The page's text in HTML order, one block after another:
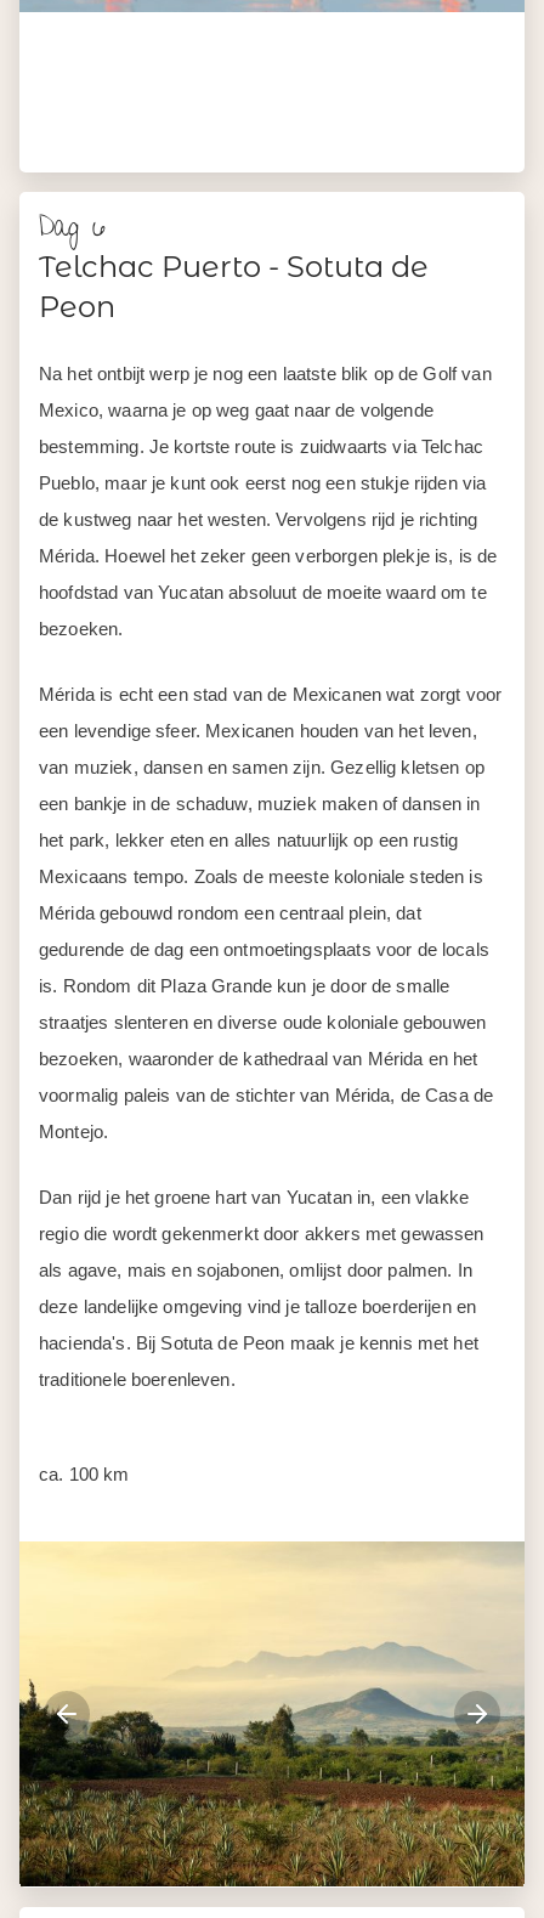
Dag 6
Telchac Puerto - Sotuta de
Peon
Na het ontbijt werp je nog een laatste blik op de Golf van
Mexico, waarna je op weg gaat naar de volgende
bestemming. Je kortste route is zuidwaarts via Telchac
Pueblo, maar je kunt ook eerst nog een stukje rijden via
de kustweg naar het westen. Vervolgens rijd je richting
Mérida. Hoewel het zeker geen verborgen plekje is, is de
hoofdstad van Yucatan absoluut de moeite waard om te
bezoeken.
Mérida is echt een stad van de Mexicanen wat zorgt voor
een levendige sfeer. Mexicanen houden van het leven,
van muziek, dansen en samen zijn. Gezellig kletsen op
een bankje in de schaduw, muziek maken of dansen in
het park, lekker eten en alles natuurlijk op een rustig
Mexicaans tempo. Zoals de meeste koloniale steden is
Mérida gebouwd rondom een centraal plein, dat
gedurende de dag een ontmoetingsplaats voor de locals
is. Rondom dit Plaza Grande kun je door de smalle
straatjes slenteren en diverse oude koloniale gebouwen
bezoeken, waaronder de kathedraal van Mérida en het
voormalig paleis van de stichter van Mérida, de Casa de
Montejo.
Dan rijd je het groene hart van Yucatan in, een vlakke
regio die wordt gekenmerkt door akkers met gewassen
als agave, mais en sojabonen, omlijst door palmen. In
deze landelijke omgeving vind je talloze boerderijen en
hacienda's. Bij Sotuta de Peon maak je kennis met het
traditionele boerenleven.
ca. 100 km